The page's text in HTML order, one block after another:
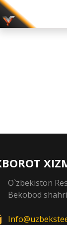
O`zbekiston
Bekobod